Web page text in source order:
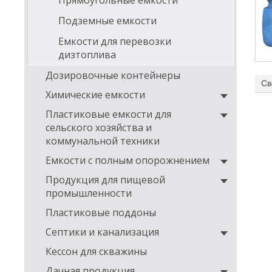
Подземные емкости
Емкости для перевозки
дизтоплива
Дозировочные контейнеры
Химические емкости
Пластиковые емкости для
сельского хозяйства и
коммунальной техники
Емкости с полным опорожнением
Продукция для пищевой
промышленности
Пластиковые поддоны
Септики и канализация
Кессон для скважины
О-